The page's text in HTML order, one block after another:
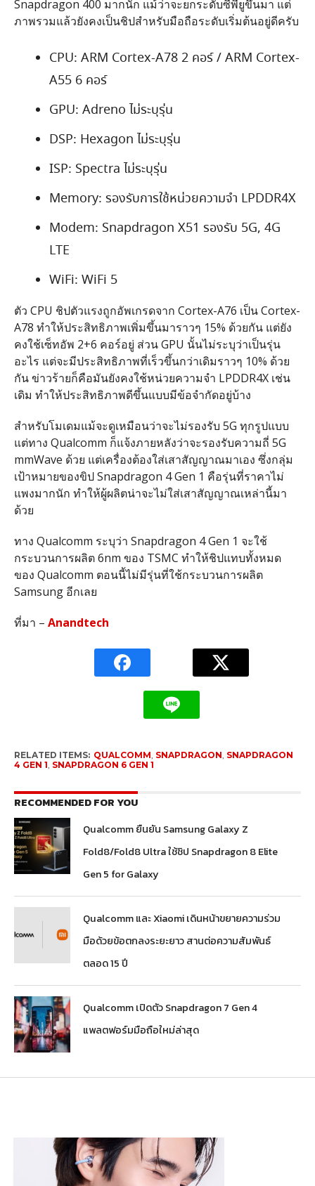
Snapdragon 400 มากนัก แม้ว่าจะยกระดับซีพียูขึ้นมา แต่
ภาพรวมแล้วยังคงเป็นชิปสำหรับมือถือระดับเริ่มต้นอยู่ดีครับ
CPU: ARM Cortex-A78 2 คอร์ / ARM Cortex-
A55 6 คอร์
GPU: Adreno ไม่ระบุรุ่น
DSP: Hexagon ไม่ระบุรุ่น
ISP: Spectra ไม่ระบุรุ่น
Memory: รองรับการใช้หน่วยความจำ LPDDR4X
Modem: Snapdragon X51 รองรับ 5G, 4G
LTE
WiFi: WiFi 5
ตัว CPU ชิปตัวแรงถูกอัพเกรดจาก Cortex-A76 เป็น Cortex-
A78 ทำให้ประสิทธิภาพเพิ่มขึ้นมาราวๆ 15% ด้วยกัน แต่ยัง
คงใช้เซ็ทอัพ 2+6 คอร์อยู่ ส่วน GPU นั้นไม่ระบุว่าเป็นรุ่น
อะไร แต่จะมีประสิทธิภาพที่เร็วขึ้นกว่าเดิมราวๆ 10% ด้วย
กัน ข่าวร้ายก็คือมันยังคงใช้หน่วยความจำ LPDDR4X เช่น
เดิม ทำให้ประสิทธิภาพดีขึ้นแบบมีข้อจำกัดอยู่บ้าง
สำหรับโมเดมแม้จะดูเหมือนว่าจะไม่รองรับ 5G ทุกรูปแบบ
แต่ทาง Qualcomm ก็แจ้งภายหลังว่าจะรองรับความถี่ 5G
mmWave ด้วย แต่เครื่องต้องใส่เสาสัญญาณมาเอง ซึ่งกลุ่ม
เป้าหมายของขิป Snapdragon 4 Gen 1 คือรุ่นที่ราคาไม่
แพงมากนัก ทำให้ผู้ผลิตน่าจะไม่ใส่เสาสัญญาณเหล่านี้มา
ด้วย
ทาง Qualcomm ระบุว่า Snapdragon 4 Gen 1 จะใช้
กระบวนการผลิต 6nm ของ TSMC ทำให้ชิปแทบทั้งหมด
ของ Qualcomm ตอนนี้ไม่มีรุ่นที่ใช้กระบวนการผลิต
Samsung อีกเลย
ที่มา – Anandtech
RELATED ITEMS: QUALCOMM, SNAPDRAGON, SNAPDRAGON
4 GEN 1, SNAPDRAGON 6 GEN 1
RECOMMENDED FOR YOU
Qualcomm ยืนยัน Samsung Galaxy Z
Fold8/Fold8 Ultra ใช้ชิป Snapdragon 8 Elite
Gen 5 for Galaxy
Qualcomm และ Xiaomi เดินหน้าขยายความร่วม
มือด้วยข้อตกลงระยะยาว สานต่อความสัมพันธ์
ตลอด 15 ปี
Qualcomm เปิดตัว Snapdragon 7 Gen 4
แพลตฟอร์มมือถือใหม่ล่าสุด